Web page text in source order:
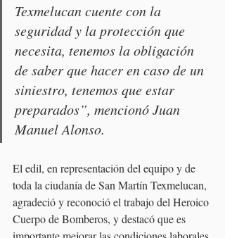
Texmelucan cuente con la
seguridad y la protección que
necesita, tenemos la obligación
de saber que hacer en caso de un
siniestro, tenemos que estar
preparados”, mencionó Juan
Manuel Alonso.
El edil, en representación del equipo y de
toda la ciudanía de San Martín Texmelucan,
agradeció y reconoció el trabajo del Heroico
Cuerpo de Bomberos, y destacó que es